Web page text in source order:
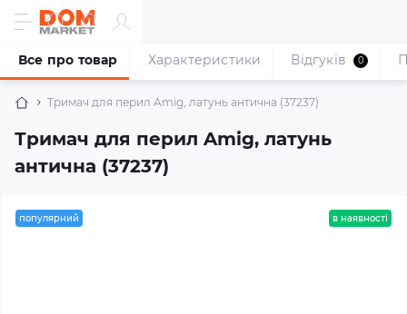
Тримач для перил Amig, латунь антична (37237)
Тримач для перил Amig, латунь
антична (37237)
Все про товар Характеристики Відгуків 0
популярний в наявності